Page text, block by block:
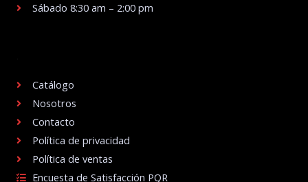
Sábado 8:30 am – 2:00 pm
Catálogo
Nosotros
Contacto
Política de privacidad
Política de ventas
Encuesta de Satisfacción PQR